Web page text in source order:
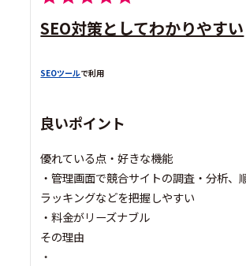
SEO対策としてわかりやすい
SEOツールで利用
良いポイント
優れている点・好きな機能
・管理画面で競合サイトの調査・分析、
ラッキングなどを把握しやすい
・料金がリーズナブル
その理由
・